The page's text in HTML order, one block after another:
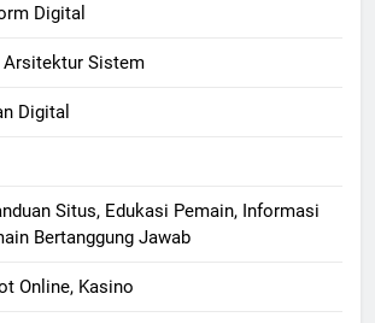
Digital
Sistem
Digital
Situs, Edukasi Pemain, Informasi
Bertanggung Jawab
Online, Kasino